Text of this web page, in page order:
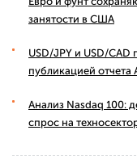
занятости в США
USD/JPY и USD/
публикацией отчета
Анализ Nasdaq 100:
спрос на